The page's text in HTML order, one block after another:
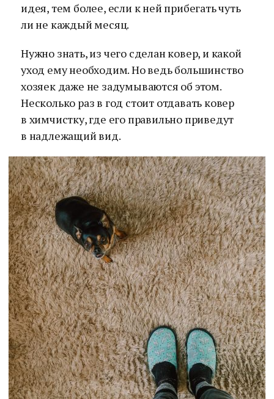
идея, тем более, если к ней прибегать чуть
ли не каждый месяц.
Нужно знать, из чего сделан ковер, и какой
уход ему необходим. Но ведь большинство
хозяек даже не задумываются об этом.
Несколько раз в год стоит отдавать ковер
в химчистку, где его правильно приведут
в надлежащий вид.